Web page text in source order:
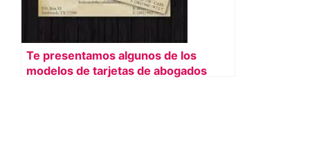
Te presentamos algunos de los
modelos de tarjetas de abogados